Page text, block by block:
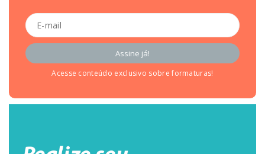
Acesse conteúdo exclusivo sobre formaturas!